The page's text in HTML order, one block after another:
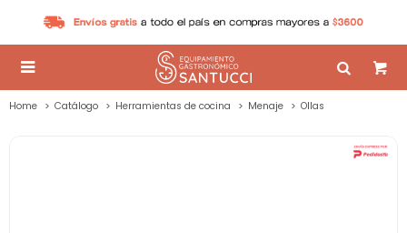

Home Catálogo Herramientas de cocina Menaje Ollas